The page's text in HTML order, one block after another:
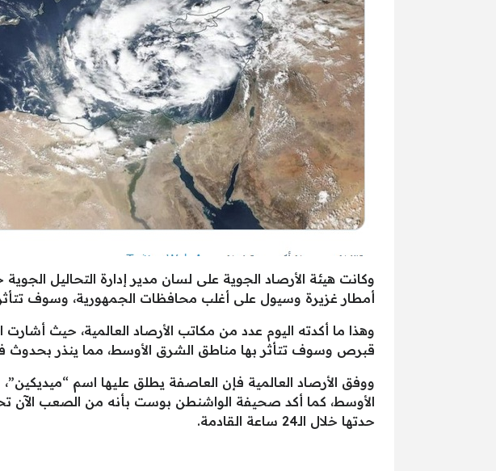
وكانت هيئة الأرصاد الجوية على لسان مدير إدارة التحاليل
أمطار غزيرة وسيول على أغلب محافظات الجمهورية، وسوف تتأثر
وهذا ما أكدته اليوم عدد من مكاتب الأرصاد العالمية، حيث
قبرص وسوف تتأثر بها مناطق الشرق الأوسط، مما ينذر
ووفق الأرصاد العالمية فإن العاصفة يطلق عليها اسم
الأوسط، كما أكد صحيفة الواشنطن بوست بأنه من الصعب الآن
حدتها خلال الـ24 ساعة القادمة.